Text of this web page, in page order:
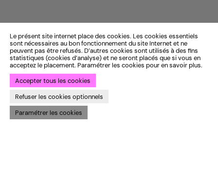
Le présent site internet place des cookies. Les cookies essentiels
sont nécessaires au bon fonctionnement du site Internet et ne
peuvent pas être refusés. D’autres cookies sont utilisés à des fins
statistiques (cookies d’analyse) et ne seront placés que si vous en
acceptez le placement. Paramétrer les cookies pour en savoir plus.
Accepter tous les cookies
Refuser les cookies optionnels
Paramétrer les cookies